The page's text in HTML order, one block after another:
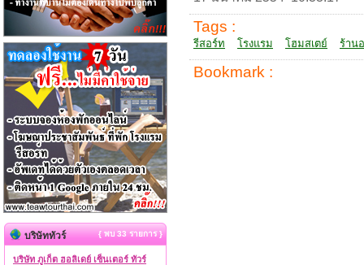
Tags :
รีสอร์ท โรงแรม โฮมสเตย์ ร้าน
Bookmark :
บริษัททัวร์ { พบ 33 รายการ }
บริษัท ภูเก็ต ฮอลิเดย์ เซ็นเตอร์ ทัวร์